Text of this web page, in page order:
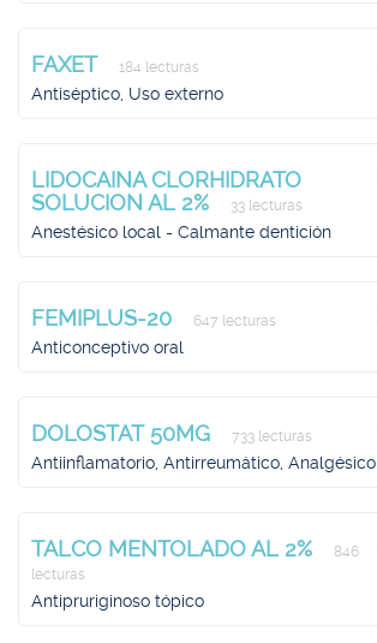
FAXET 184 lecturas
Antiséptico, Uso externo
LIDOCAINA CLORHIDRATO
SOLUCION AL 2%
33 lecturas
Anestésico local - Calmante dentición
FEMIPLUS-20 647 lecturas
Anticonceptivo oral
DOLOSTAT 50MG 733 lecturas
Antiinflamatorio, Antirreumático, Analgésico
TALCO MENTOLADO AL 2%
846
lecturas
Antipruriginoso tópico